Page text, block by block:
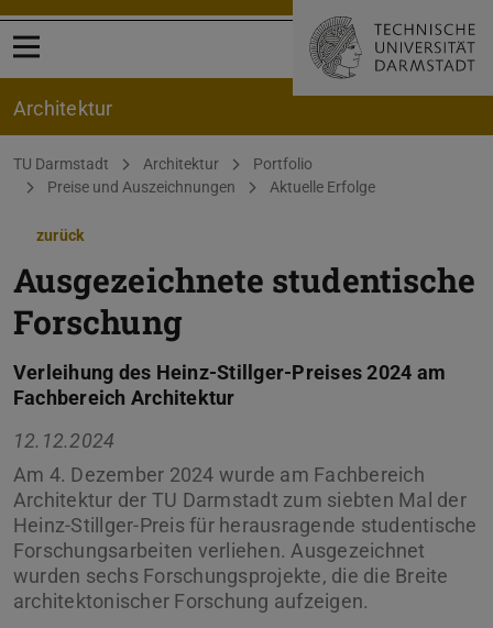
Menü öffnen
Architektur
Sie befinden sich hier:
TU Darmstadt Architektur
Portfolio
Preise und Auszeichnungen
Aktuelle Erfolge
zurück
Ausgezeichnete studentische
Forschung
Verleihung des Heinz-Stillger-Preises 2024 am
Fachbereich Architektur
12.12.2024
Am 4. Dezember 2024 wurde am Fachbereich
Architektur der TU Darmstadt zum siebten Mal der
Heinz-Stillger-Preis für herausragende studentische
Forschungsarbeiten verliehen. Ausgezeichnet
wurden sechs Forschungsprojekte, die die Breite
architektonischer Forschung aufzeigen.